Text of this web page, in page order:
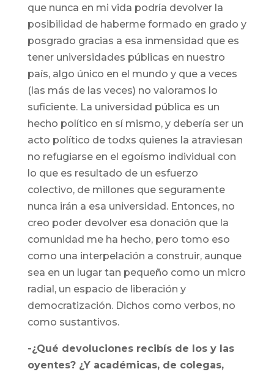
que nunca en mi vida podría devolver la
posibilidad de haberme formado en grado y
posgrado gracias a esa inmensidad que es
tener universidades públicas en nuestro
país, algo único en el mundo y que a veces
(las más de las veces) no valoramos lo
suficiente. La universidad pública es un
hecho político en sí mismo, y debería ser un
acto político de todxs quienes la atraviesan
no refugiarse en el egoísmo individual con
lo que es resultado de un esfuerzo
colectivo, de millones que seguramente
nunca irán a esa universidad. Entonces, no
creo poder devolver esa donación que la
comunidad me ha hecho, pero tomo eso
como una interpelación a construir, aunque
sea en un lugar tan pequeño como un micro
radial, un espacio de liberación y
democratización. Dichos como verbos, no
como sustantivos.
-¿Qué devoluciones recibís de los y las
oyentes? ¿Y académicas, de colegas,